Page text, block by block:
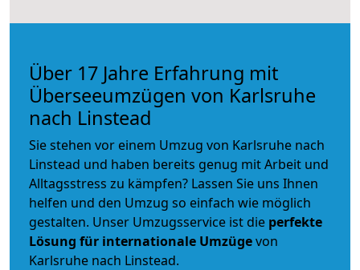
Über 17 Jahre Erfahrung mit
Überseeumzügen von Karlsruhe
nach Linstead
Sie stehen vor einem Umzug von Karlsruhe nach
Linstead und haben bereits genug mit Arbeit und
Alltagsstress zu kämpfen? Lassen Sie uns Ihnen
helfen und den Umzug so einfach wie möglich
gestalten. Unser Umzugsservice ist die perfekte
Lösung für internationale Umzügevon
Karlsruhe nach Linstead.